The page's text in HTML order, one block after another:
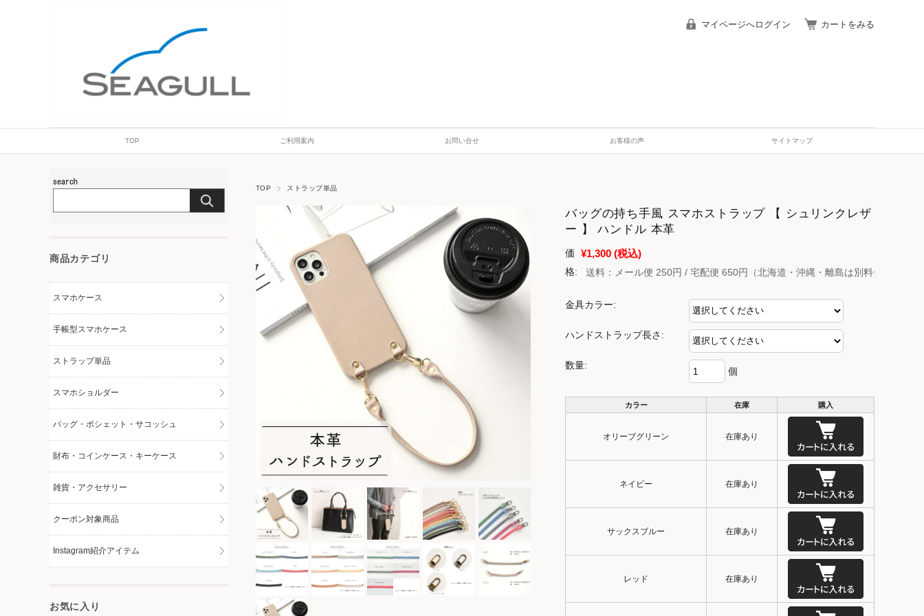
マイページへログイン カートをみる
TOP ご利用案内 お問い合せ お客様の声 サイトマップ
TOP ストラップ単品
バッグの持ち手風 スマホストラップ 【 シュリンクレザ
ー 】 ハンドル 本革
価
格:
¥1,300 (税込)
送料：メール便 250円 / 宅配便 650円（北海道・沖縄・離島は別料金）
金具カラー:
ハンドストラップ長さ:
数量:
個
カラー 在庫 購入
オリーブグリーン 在庫あり
ネイビー 在庫あり
サックスブルー 在庫あり
レッド 在庫あり
商品カテゴリ
スマホケース
手帳型スマホケース
ストラップ単品
スマホショルダー
バッグ・ポシェット・サコッシュ
財布・コインケース・キーケース
雑貨・アクセサリー
クーポン対象商品
Instagram紹介アイテム
お気に入り